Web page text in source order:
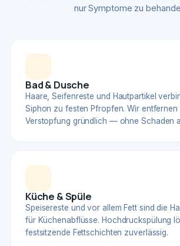
nur Symptome zu
Bad & Dusche
Haare, Seifenreste und Hautpartikel
Siphon zu festen Pfropfen. Wir entfernen
Verstopfung gründlich — ohne Schaden
Küche & Spüle
Speisereste und vor allem Fett sind die
für Küchenabflüsse. Hochdruckspülung
festsitzende Fettschichten zuverlässig.